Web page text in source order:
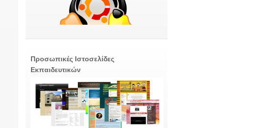
Προσωπικές Ιστοσελίδες
Εκπαιδευτικών